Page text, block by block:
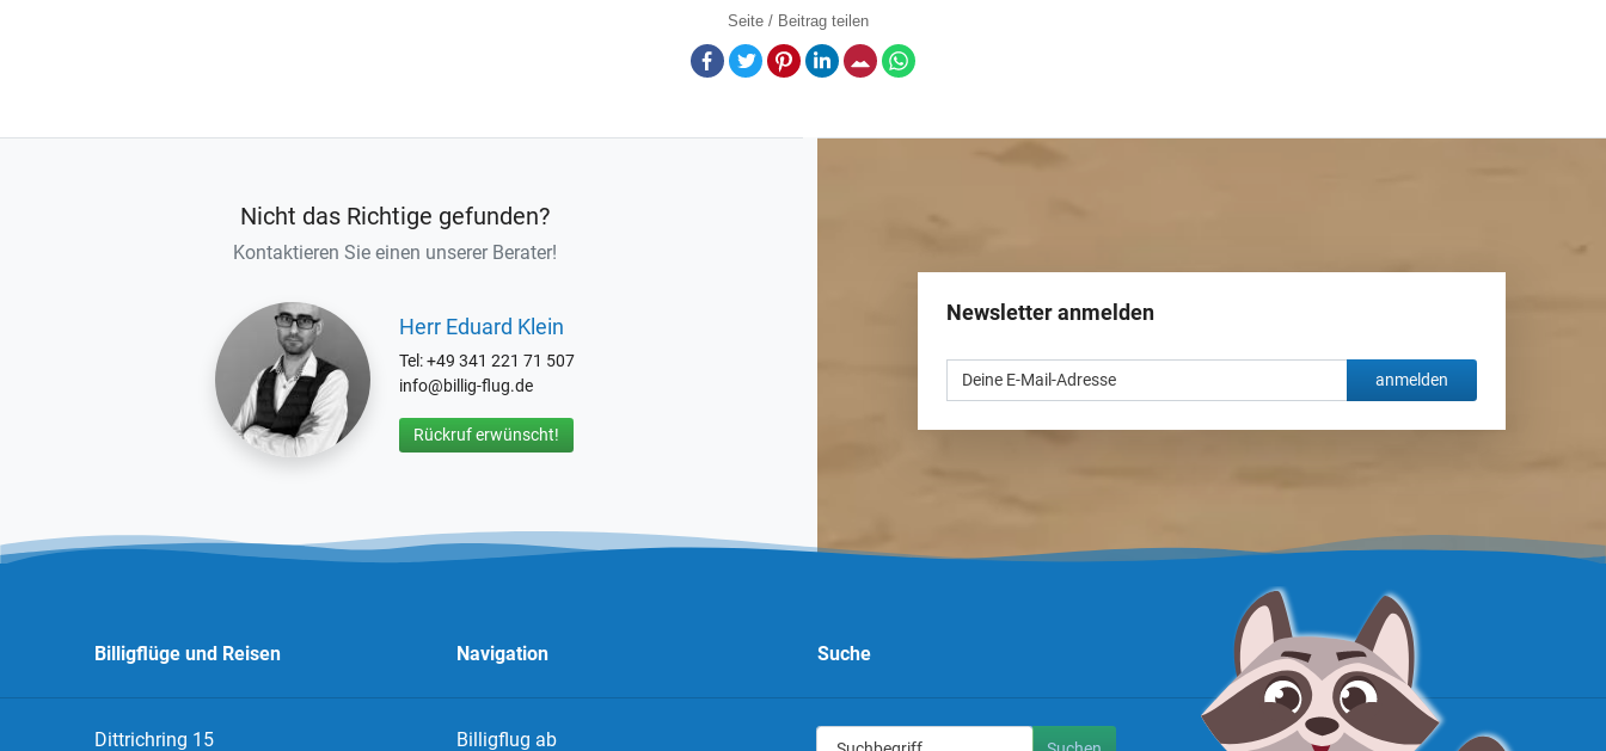
Seite / Beitrag teilen
Facebook
TwitterPinterestLinkedInE-Mail
Nicht das Richtige gefunden?
Kontaktieren Sie einen unserer Berater!
Herr Eduard Klein
Tel: +49 341 221 71 507
info@billig-flug.de
Rückruf erwünscht!
Newsletter anmelden
anmelden
Billigflüge und Reisen
Dittrichring 15
Navigation
Billigflug ab
Suche